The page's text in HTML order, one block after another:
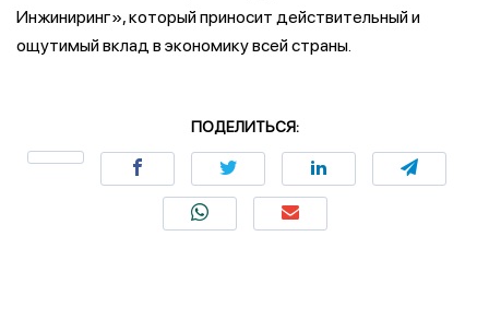
Инжиниринг», который приносит действительный и
ощутимый вклад в экономику всей страны.
ПОДЕЛИТЬСЯ: